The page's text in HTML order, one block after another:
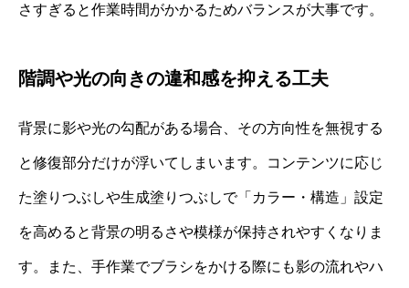
さすぎると作業時間がかかるためバランスが大事です。
階調や光の向きの違和感を抑える工夫
背景に影や光の勾配がある場合、その方向性を無視する
と修復部分だけが浮いてしまいます。コンテンツに応じ
た塗りつぶしや生成塗りつぶしで「カラー・構造」設定
を高めると背景の明るさや模様が保持されやすくなりま
す。また、手作業でブラシをかける際にも影の流れやハ